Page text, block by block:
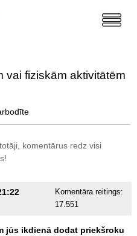
vai fiziskām aktivitātēm
komentārus redz visi
Komentāra reitings:
17.551
jūs ikdienā dodat priekšroku